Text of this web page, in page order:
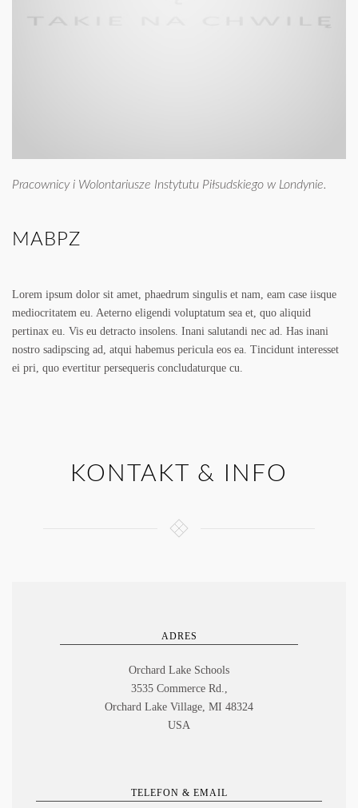
Pracownicy i Wolontariusze Instytutu Piłsudskiego w Londynie.
MABPZ
Lorem ipsum dolor sit amet, phaedrum singulis et nam, eam case iisque
mediocritatem eu. Aeterno eligendi voluptatum sea et, quo aliquid
pertinax eu. Vis eu detracto insolens. Inani salutandi nec ad. Has inani
nostro sadipscing ad, atqui habemus pericula eos ea. Tincidunt interesset
ei pri, quo evertitur persequeris concludaturque cu.
KONTAKT & INFO
ADRES
Orchard Lake Schools
3535 Commerce Rd.,
Orchard Lake Village, MI 48324
USA
TELEFON & EMAIL